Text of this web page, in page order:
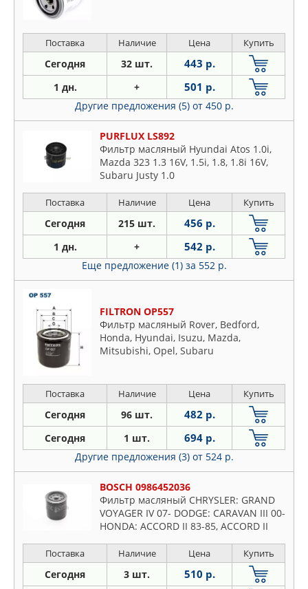
Поставка Наличие Цена Купить
Сегодня 32 шт. 443 р.
1 дн. + 501 р.
Другие предложения (5) от 450 р.
PURFLUX LS892
Фильтр масляный Hyundai Atos 1.0i,
Mazda 323 1.3 16V, 1.5i, 1.8, 1.8i 16V,
Subaru Justy 1.0
Поставка Наличие Цена Купить
Сегодня 215 шт. 456 р.
1 дн. + 542 р.
Еще предложение (1) за 552 р.
FILTRON OP557
Фильтр масляный Rover, Bedford,
Honda, Hyundai, Isuzu, Mazda,
Mitsubishi, Opel, Subaru
Поставка Наличие Цена Купить
Сегодня 96 шт. 482 р.
Сегодня 1 шт. 694 р.
Другие предложения (3) от 524 р.
BOSCH 0986452036
Фильтр масляный CHRYSLER: GRAND
VOYAGER IV 07- DODGE: CARAVAN III 00-
HONDA: ACCORD II 83-85, ACCORD II
ACCORD III Aerodec
Поставка Наличие Цена Купить
Сегодня 3 шт. 510 р.